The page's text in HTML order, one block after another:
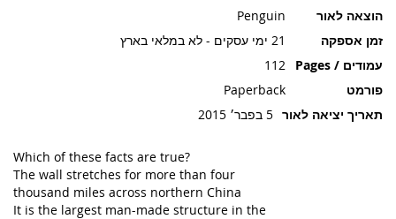
הוצאה לאור
Penguin
זמן אספקה
21 ימי עסקים - לא במלאי בארץ
עמודים / Pages
112
פורמט
Paperback
תאריך יציאה לאור 5 בפבר׳ 2015
Which of these facts are true?
The wall stretches for more than four
thousand miles across northern China
It is the largest man-made structure in the